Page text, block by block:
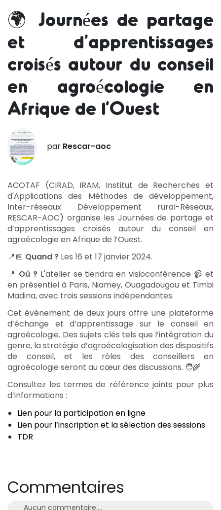
🌍 Journées de partage
et d’apprentissages
croisés autour du conseil
en agroécologie en
Afrique de l’Ouest
par Rescar-aoc
ACOTAF (CIRAD, IRAM, Institut de Recherches et
d'Applications des Méthodes de développement,
Inter-réseaux Développement rural-Réseaux,
RESCAR-AOC) organise les Journées de partage et
d’apprentissages croisés autour du conseil en
agroécologie en Afrique de l’Ouest.
📍📅 Quand ? Les 16 et 17 janvier 2024.
📍 Où ? L'atelier se tiendra en visioconférence 📹 et
en présentiel à Paris, Niamey, Ouagadougou et Timbi
Madina, avec trois sessions indépendantes.
Cet événement de deux jours offre une plateforme
d’échange et d’apprentissage sur le conseil en
agroécologie. Des sujets clés tels que l’intégration du
genre, la stratégie d’agroécologisation des dispositifs
de conseil, et les rôles des conseillers en
agroécologie seront au cœur des discussions. 🧑‍🌾
Consultez les termes de référence joints pour plus
d’informations :
Lien pour la participation en ligne
Lien pour l’inscription et la sélection des sessions
TDR
Commentaires
Aucun commentaire....